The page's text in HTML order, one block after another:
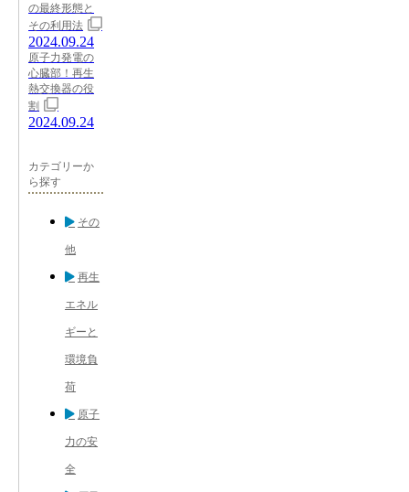
の最終形態と
その利用法
2024.09.24
原子力発電の
心臓部！再生
熱交換器の役
割
2024.09.24
カテゴリーか
ら探す
その
他
再生
エネル
ギーと
環境負
荷
原子
力の安
全